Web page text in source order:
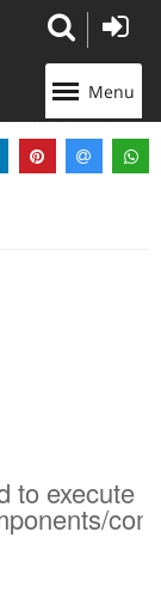
Menu
to execute